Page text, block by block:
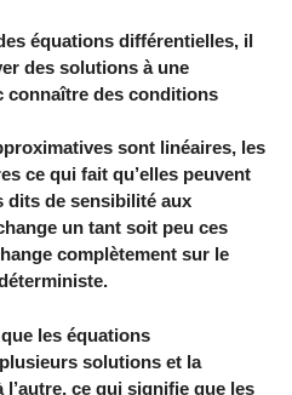
équations différentielles, il
des solutions à une
connaître des conditions
sont linéaires, les
ce qui fait qu’elles peuvent
dits de sensibilité aux
un tant soit peu ces
complètement sur le
les équations
solutions et la
l’autre, ce qui signifie que les